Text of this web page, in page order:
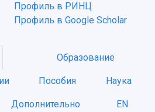
Самарский университет?
деятельность
направления
советы
Профиль в РИНЦ
Профиль в Google Scholar
Образование
Пособия Наука
Дополнительно EN